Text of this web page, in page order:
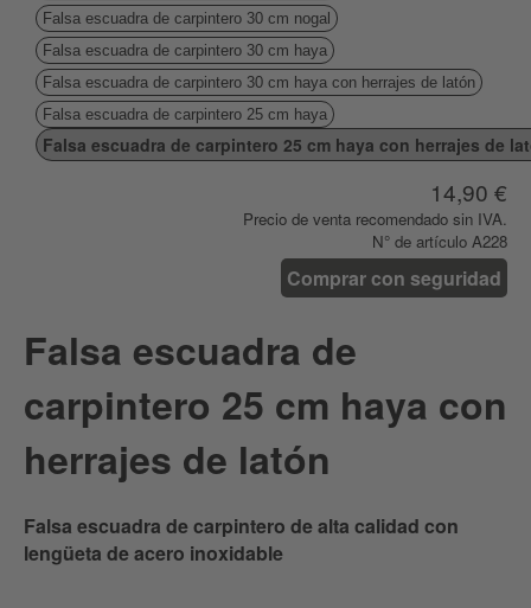
Falsa escuadra de carpintero 30 cm nogal
Falsa escuadra de carpintero 30 cm haya
Falsa escuadra de carpintero 30 cm haya con herrajes de latón
Falsa escuadra de carpintero 25 cm haya
Falsa escuadra de carpintero 25 cm haya con herrajes de
14,90 €
Precio de venta recomendado sin IVA.
N° de artículo A228
Comprar con seguridad
Falsa escuadra de
carpintero 25 cm haya con
herrajes de latón
Falsa escuadra de carpintero de alta calidad con
lengüeta de acero inoxidable